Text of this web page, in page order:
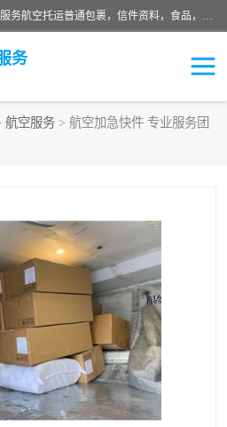
武汉本泰航空服务有限公司，专业服务航空托运普通包裹，信件资料，食品，服装，快消品等运输的专线空运，完善的网络服务确保为客户提供准确、*、安全的“门对门”服务，本着“诚信为本、精诚合作”的服务宗旨.“以安全运输为保障，以运价合理要求市场”的经营理念。武汉机场货运、武汉航空物流、武汉空运、武汉天河国际机场东方、南方、国际航空、机场空运业务覆盖国内二三线机场城市，如：武汉-敦煌、武汉-柳州等
务
航空服务 > 航空加急快件 专业服务团